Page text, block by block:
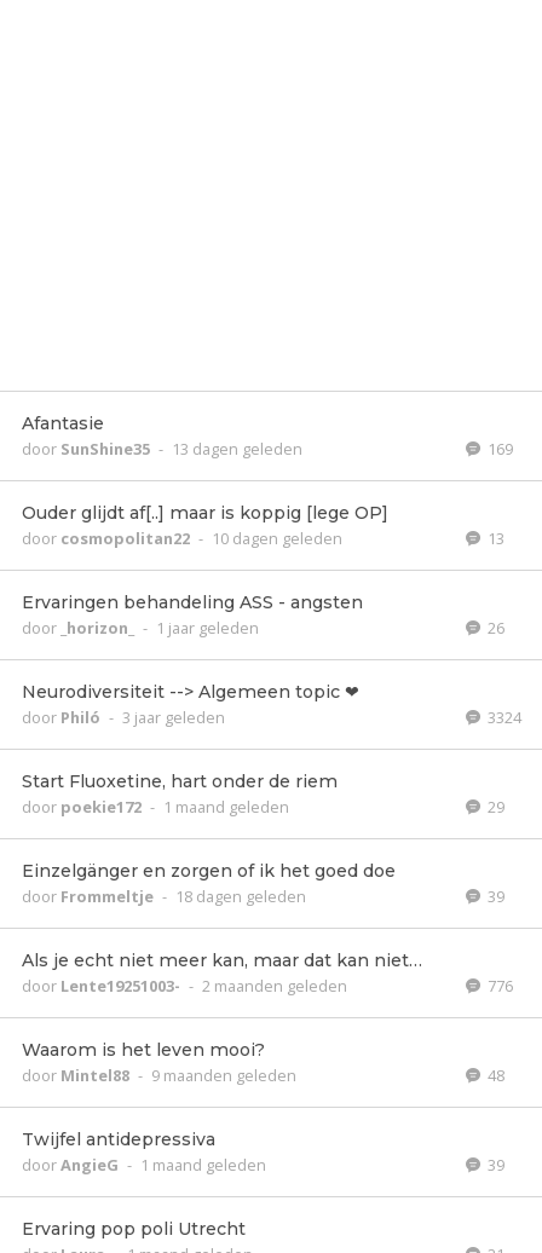
Afantasie
door SunShine35 - 13 dagen geleden 169
Ouder glijdt af[..] maar is koppig [lege OP]
door cosmopolitan22 - 10 dagen geleden 13
Ervaringen behandeling ASS - angsten
door _horizon_ - 1 jaar geleden 26
Neurodiversiteit --> Algemeen topic ❤
door Philó - 3 jaar geleden 3324
Start Fluoxetine, hart onder de riem
door poekie172 - 1 maand geleden 29
Einzelgänger en zorgen of ik het goed doe
door Frommeltje - 18 dagen geleden 39
Als je echt niet meer kan, maar dat kan niet…
door Lente19251003- - 2 maanden geleden 776
Waarom is het leven mooi?
door Mintel88 - 9 maanden geleden 48
Twijfel antidepressiva
doorAngieG - 1 maand geleden 39
Ervaring pop poli Utrecht